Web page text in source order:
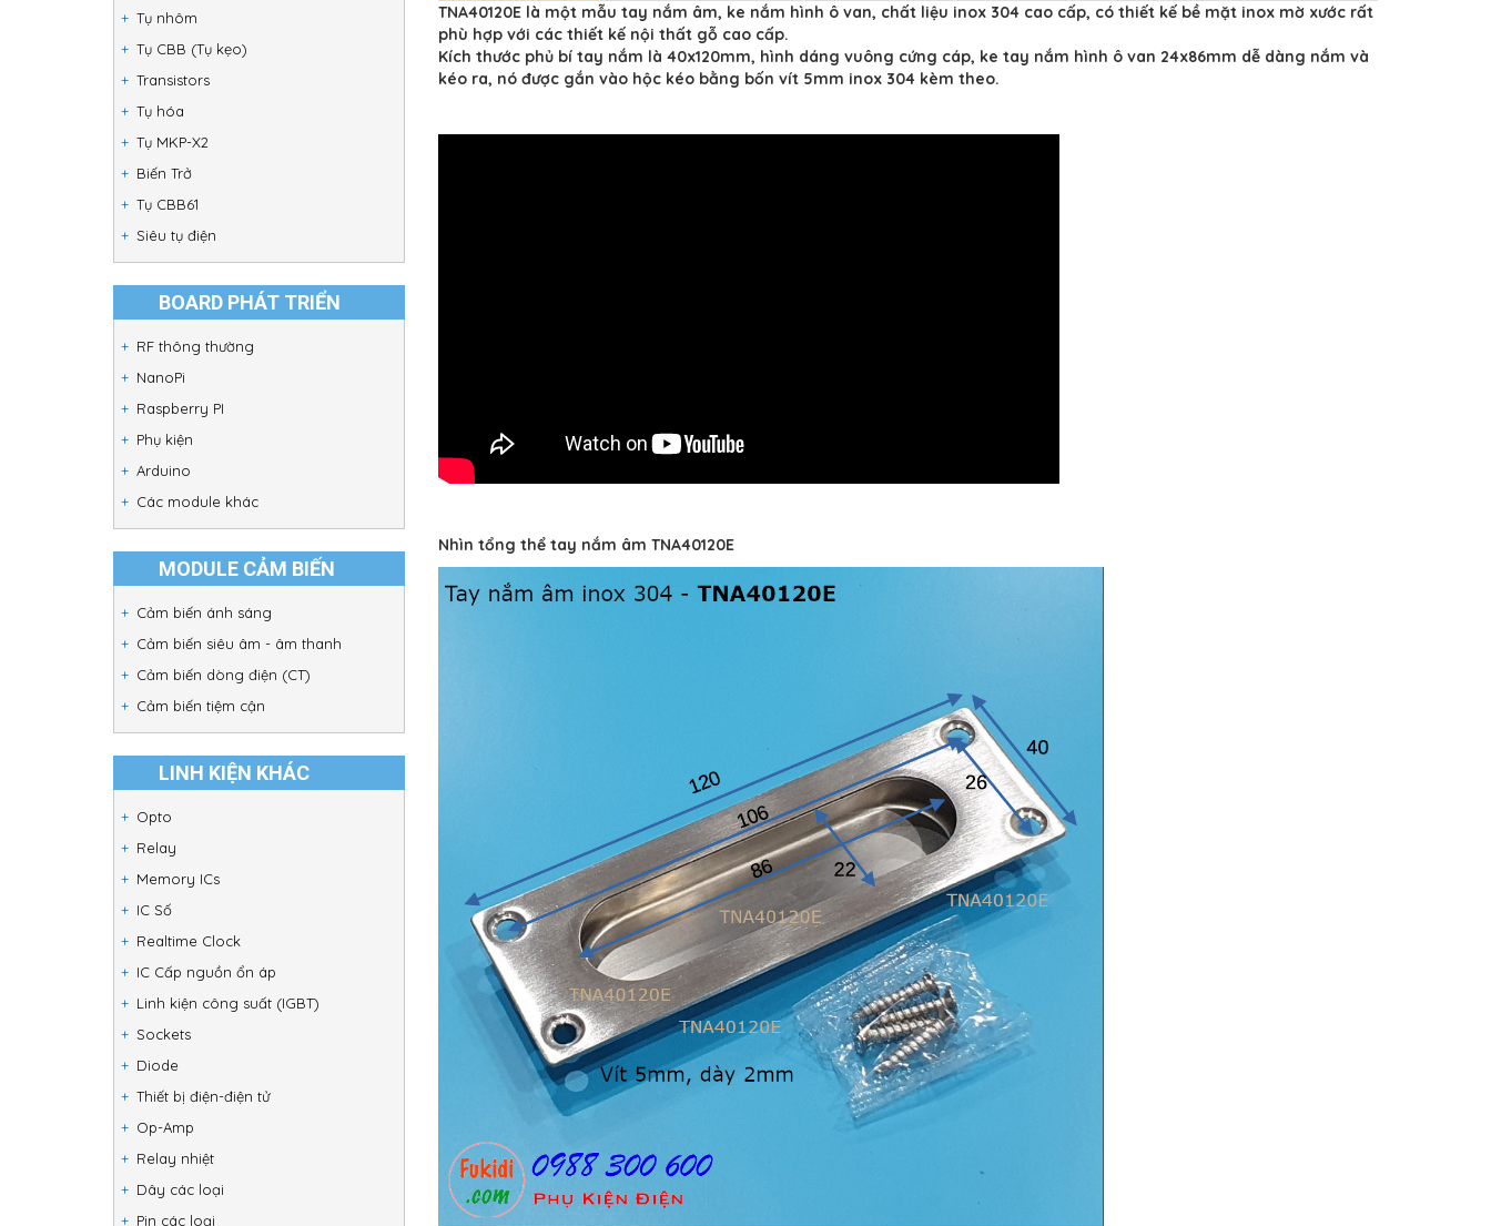
Tụ nhôm
Tụ CBB (Tụ kẹo)
Transistors
Tụ hóa
Tụ MKP-X2
Biến Trở
Tụ CBB61
Siêu tụ điện
BOARD PHÁT TRIỂN
RF thông thường
NanoPi
Raspberry PI
Phụ kiện
Arduino
Các module khác
MODULE CẢM BIẾN
Cảm biến ánh sáng
Cảm biến siêu âm - âm thanh
Cảm biến dòng điện (CT)
Cảm biến tiệm cận
LINH KIỆN KHÁC
Opto
Relay
Memory ICs
IC Số
Realtime Clock
IC Cấp nguồn ổn áp
Linh kiện công suất (IGBT)
Sockets
Diode
Thiết bị điện-điện tử
Op-Amp
Relay nhiệt
Dây các loại
Pin các loại
TNA40120E là một mẫu tay nắm âm, ke nắm hình ô van, chất liệu inox 304 cao cấp, có thiết kế bề mặt inox mờ xước rất
phù hợp với các thiết kế nội thất gỗ cao cấp.
Kích thước phủ bí tay nắm là 40x120mm, hình dáng vuông cứng cáp, ke tay nắm hình ô van 24x86mm dễ dàng nắm và
kéo ra, nó được gắn vào hộc kéo bằng bốn vít 5mm inox 304 kèm theo.
Nhìn tổng thể tay nắm âm TNA40120E